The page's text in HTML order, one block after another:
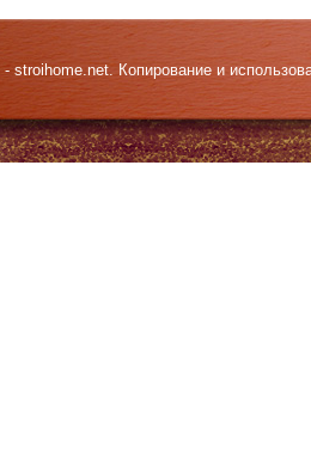
stroihome.net. Копирование и